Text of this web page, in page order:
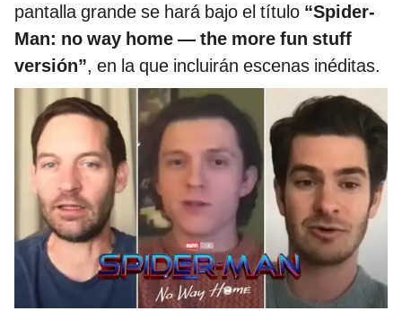
pantalla grande se hará bajo el título “Spider-
Man: no way home — the more fun stuff
versión”, en la que incluirán escenas inéditas.